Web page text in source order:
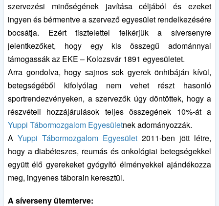
szervezési minőségének javítása céljából és ezeket
ingyen és bérmentve a szervező egyesület rendelkezésére
bocsátja. Ezért tisztelettel felkérjük a síversenyre
jelentkezőket, hogy egy kis összegű adománnyal
támogassák az EKE – Kolozsvár 1891 egyesületet.
Arra gondolva, hogy sajnos sok gyerek önhibáján kívül,
betegségéből kifolyólag nem vehet részt hasonló
sportrendezvényeken, a szervezők úgy döntöttek, hogy a
részvételi hozzájárulások teljes összegének 10%-át a
Yuppi Tábormozgalom Egyesületnek adományozzák.
A Yuppi Tábormozgalom Egyesület 2011-ben jött létre,
hogy a diabéteszes, reumás és onkológiai betegségekkel
együtt élő gyerekeket gyógyító élményekkel ajándékozza
meg, ingyenes táborain keresztül.
A síverseny ütemterve: